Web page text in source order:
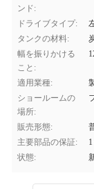
ンド:
ドライブタイプ:
タンクの材料:
幅を振りかける
こと:
適用業種:
ショールームの
場所:
販売形態:
主要部品の保証:
状態: